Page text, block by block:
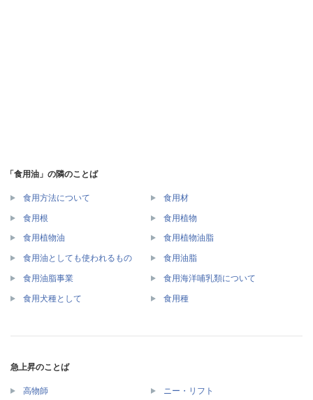
「食用油」の隣のことば
食用方法について 食用材
食用根 食用植物
食用植物油 食用植物油脂
食用油としても使われるもの 食用油脂
食用油脂事業 食用海洋哺乳類について
食用犬種として 食用種
急上昇のことば
高物師 ニー・リフト